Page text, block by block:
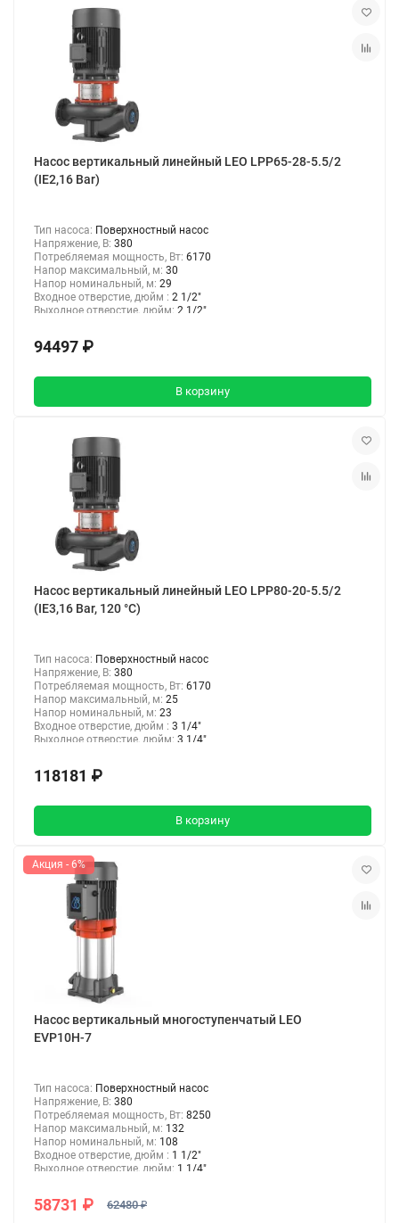
Насос вертикальный линейный LEO LPP65-28-5.5/2
(IE2,16 Bar)
Тип насоса: Поверхностный насос
Напряжение, В: 380
Потребляемая мощность, Вт: 6170
Напор максимальный, м: 30
Напор номинальный, м: 29
Входное отверстие, дюйм : 2 1/2"
Выходное отверстие, дюйм: 2 1/2"
94497 ₽
В корзину
Насос вертикальный линейный LEO LPP80-20-5.5/2
(IE3,16 Bar, 120 °C)
Тип насоса: Поверхностный насос
Напряжение, В: 380
Потребляемая мощность, Вт: 6170
Напор максимальный, м: 25
Напор номинальный, м: 23
Входное отверстие, дюйм : 3 1/4"
Выходное отверстие, дюйм: 3 1/4"
118181 ₽
В корзину
Акция - 6%
Насос вертикальный многоступенчатый LEO
EVP10H-7
Тип насоса: Поверхностный насос
Напряжение, В: 380
Потребляемая мощность, Вт: 8250
Напор максимальный, м: 132
Напор номинальный, м: 108
Входное отверстие, дюйм : 1 1/2"
Выходное отверстие, дюйм: 1 1/4"
58731 ₽ 62480 ₽